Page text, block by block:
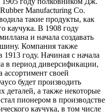
Manufacturing Co.
такие продукты, как
каучука. В 1908 году
и начала создавать
Компания также
году. Начиная с начала
в период диверсификации,
ассортимент своей
будет производить
деталей, а также некоторые
пионером в производстве
каучука, в том числе